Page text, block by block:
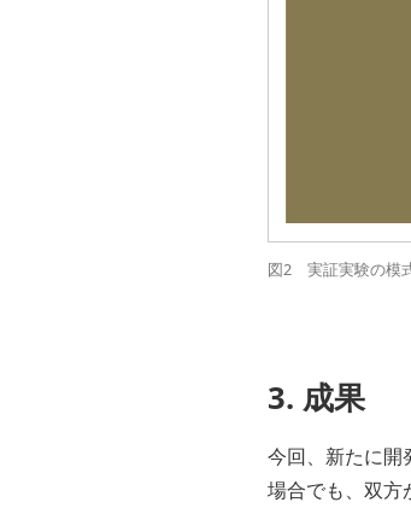
図2 実証実験の模
3. 成果
今回、新たに開
場合でも、双方